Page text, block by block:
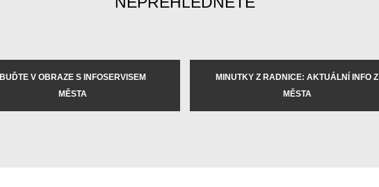
BUĎTE V OBRAZE S INFOSERVISEM
MĚSTA
MINUTKY Z RADNICE: AKTUÁLNÍ INFO Z
MĚSTA